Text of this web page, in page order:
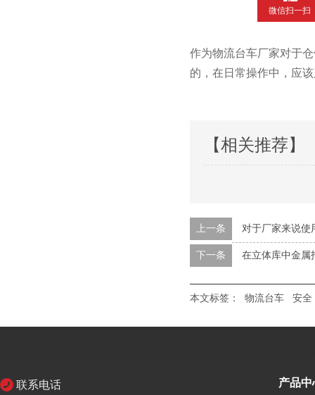
作为物流台车厂家对于仓储
的，在日常操作中
【相关推荐】
上一条 对于厂家来说使
下一条 在立体库中金属
本文标签： 物流台车 安全
联系电话 产品中
微信扫一扫